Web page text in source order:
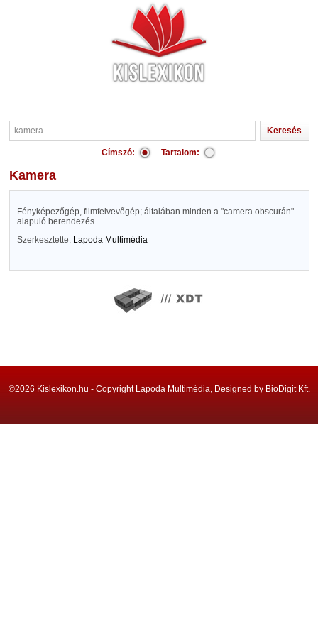
Címszó: Tartalom:
kamera
Fényképezőgép, filmfelvevőgép; általában minden a "camera obscurán"
alapuló berendezés.
Szerkesztette: Lapoda Multimédia
©2026 Kislexikon.hu - Copyright Lapoda Multimédia, Designed by BioDigit Kft.